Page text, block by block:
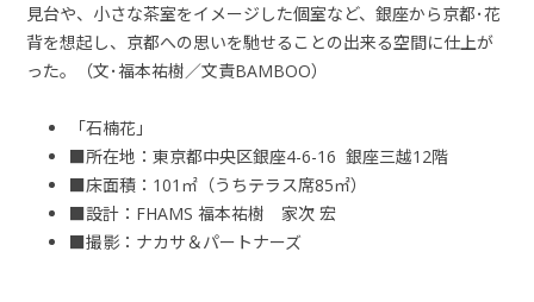
見台や、小さな茶室をイメージした個室など、銀座から京都･花
背を想起し、京都への思いを馳せることの出来る空間に仕上が
った。（文･福本祐樹／文責BAMBOO）
「石楠花」
■所在地：東京都中央区銀座4-6-16銀座三越12階
■床面積： 101 ㎡（うちテラス席85㎡）
■設計： FHAMS 福本祐樹 家次 宏
■撮影：ナカサ＆パートナーズ